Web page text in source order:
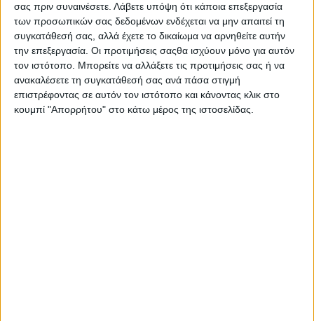
σας πριν συναινέσετε. Λάβετε υπόψη ότι κάποια επεξεργασία
των προσωπικών σας δεδομένων ενδέχεται να μην απαιτεί τη
συγκατάθεσή σας, αλλά έχετε το δικαίωμα να αρνηθείτε αυτήν
την επεξεργασία. Οι προτιμήσεις σαςθα ισχύουν μόνο για αυτόν
τον ιστότοπο. Μπορείτε να αλλάξετε τις προτιμήσεις σας ή να
ανακαλέσετε τη συγκατάθεσή σας ανά πάσα στιγμή
επιστρέφοντας σε αυτόν τον ιστότοπο και κάνοντας κλικ στο
κουμπί "Απορρήτου" στο κάτω μέρος της ιστοσελίδας.
Περαιτέρω, από τον συνδυασμό της διάταξης του άρθρου
810 ΑΚ, προς αυτήν του άρθρου 816 του ίδιου Κώδικα,
προκύπτει ότι αν το χρησιδάνειο ορίστηκε για αόριστο
χρόνο, η σύμβαση λύνεται με καταγγελία από τον χρήστη,
αρκεί να μην ασκείται το δικαίωμα καταγγελίας άκαιρα και
επιζήμια (άρθρα 200, 288 ΑΚ), ενόψει της ιδιάζουσας φύσης
του χρησιδανείου ως σύμβασης φιλαλληλίας, αγαθοσύνης
και κοινωνικής ευπρέπειας, γεγονός πάντως, που αποτελεί